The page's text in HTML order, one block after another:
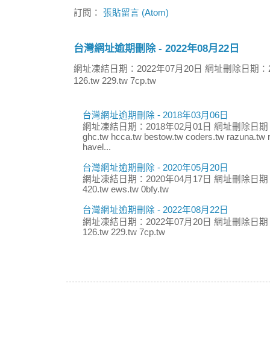
訂閱： 張貼留言 (Atom)
台灣網址逾期刪除 - 2022年08月22日
網址凍結日期：2022年07月20日 網址刪除日期
126.tw 229.tw 7cp.tw
台灣網址逾期刪除 - 2018年03月06日
網址凍結日期：2018年02月01日 網址刪除日
ghc.tw hcca.tw bestow.tw coders.tw razuna.tw
havel...
台灣網址逾期刪除 - 2020年05月20日
網址凍結日期：2020年04月17日 網址刪除日
420.tw ews.tw 0bfy.tw
台灣網址逾期刪除 - 2022年08月22日
網址凍結日期：2022年07月20日 網址刪除日
126.tw 229.tw 7cp.tw